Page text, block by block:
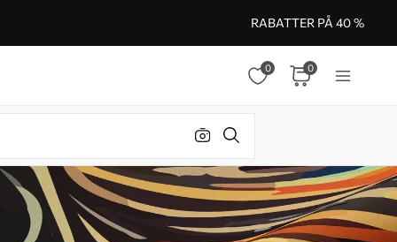
RABATTER PÅ 40 %
0 0